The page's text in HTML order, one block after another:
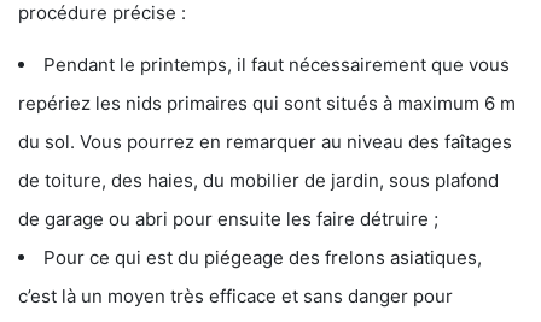
procédure précise :
Pendant le printemps, il faut nécessairement que vous
repériez les nids primaires qui sont situés à maximum 6 m
du sol. Vous pourrez en remarquer au niveau des faîtages
de toiture, des haies, du mobilier de jardin, sous plafond
de garage ou abri pour ensuite les faire détruire ;
Pour ce qui est du piégeage des frelons asiatiques,
c’est là un moyen très efficace et sans danger pour